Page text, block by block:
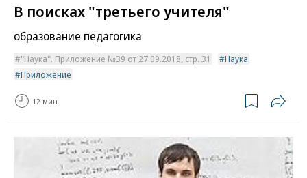
В поисках "третьего учителя"
образование педагогика
"Наука". Приложение №39 от 27.09.2018, стр. 31
Наука
Приложение
12 мин.